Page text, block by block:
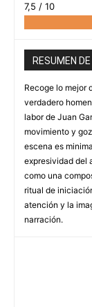
7,5 / 10
RESUMEN
Recoge lo mejor
verdadero
labor de Juan
movimiento y
escena es
expresividad del
como una
ritual de
atención y la
narración.